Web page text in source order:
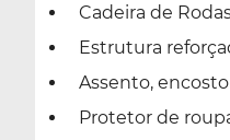
Cadeira de
Estrutura
Assento,
Protetor de